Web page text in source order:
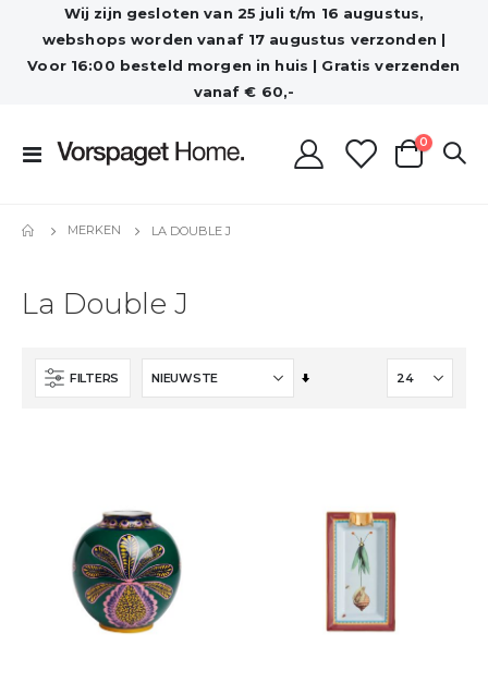
Wij zijn gesloten van 25 juli t/m 16 augustus,
webshops worden vanaf 17 augustus verzonden |
Voor 16:00 besteld morgen in huis | Gratis verzenden
vanaf € 60,-
Toggle
Cart
0producten
MERKEN LA DOUBLE J
La Double J
FILTERS
Van